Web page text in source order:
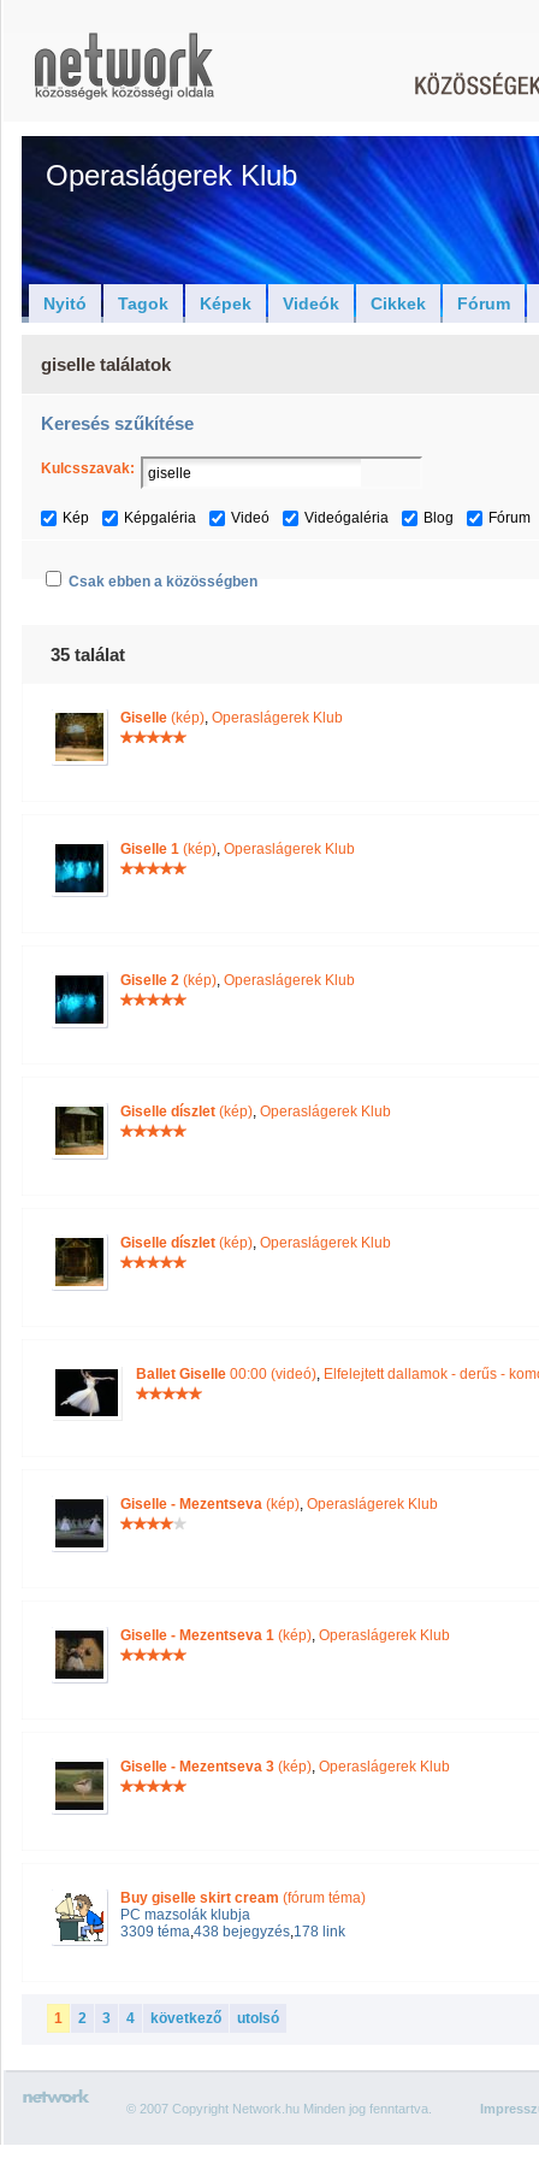
Operaslágerek Klub
Nyitó Tagok Képek Videók Cikkek Fórum
giselle találatok
Keresés szűkítése
Kulcsszavak:
Kép Képgaléria Videó Videógaléria Blog Fórum
Csak ebben a közösségben
35 találat
Giselle (kép), Operaslágerek Klub
Giselle 1 (kép), Operaslágerek Klub
Giselle 2 (kép), Operaslágerek Klub
Giselle díszlet (kép), Operaslágerek Klub
Giselle díszlet (kép), Operaslágerek Klub
Ballet Giselle 00:00 (videó), Elfelejtett dallamok - derűs -
Giselle - Mezentseva (kép), Operaslágerek Klub
Giselle - Mezentseva 1 (kép), Operaslágerek Klub
Giselle - Mezentseva 3 (kép), Operaslágerek Klub
Buy giselle skirt cream (fórum téma)
PC mazsolák klubja
3309 téma,438 bejegyzés,178 link
1 2 3 4 következő utolsó
© 2007 Copyright Network.hu Minden jog fenntartva.